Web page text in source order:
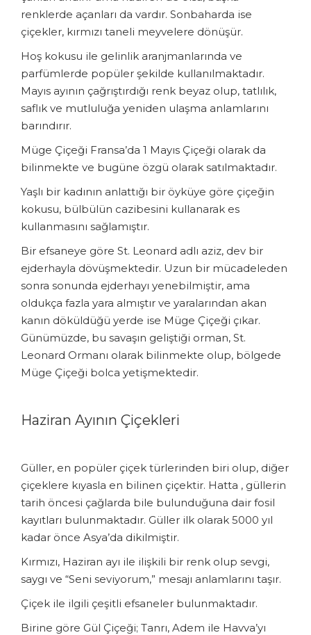
renklerde açanları da vardır. Sonbaharda ise
çiçekler, kırmızı taneli meyvelere dönüşür.
Hoş kokusu ile gelinlik aranjmanlarında ve
parfümlerde popüler şekilde kullanılmaktadır.
Mayıs ayının çağrıştırdığı renk beyaz olup, tatlılık,
saflık ve mutluluğa yeniden ulaşma anlamlarını
barındırır.
Müge Çiçeği Fransa’da 1 Mayıs Çiçeği olarak da
bilinmekte ve bugüne özgü olarak satılmaktadır.
Yaşlı bir kadının anlattığı bir öyküye göre çiçeğin
kokusu, bülbülün cazibesini kullanarak es
kullanmasını sağlamıştır.
Bir efsaneye göre St. Leonard adlı aziz, dev bir
ejderhayla dövüşmektedir. Uzun bir mücadeleden
sonra sonunda ejderhayı yenebilmiştir, ama
oldukça fazla yara almıştır ve yaralarından akan
kanın döküldüğü yerde ise Müge Çiçeği çıkar.
Günümüzde, bu savaşın geliştiği orman, St.
Leonard Ormanı olarak bilinmekte olup, bölgede
Müge Çiçeği bolca yetişmektedir.
Haziran Ayının Çiçekleri
Güller, en popüler çiçek türlerinden biri olup, diğer
çiçeklere kıyasla en bilinen çiçektir. Hatta , güllerin
tarih öncesi çağlarda bile bulunduğuna dair fosil
kayıtları bulunmaktadır. Güller ilk olarak 5000 yıl
kadar önce Asya’da dikilmiştir.
Kırmızı, Haziran ayı ile ilişkili bir renk olup sevgi,
saygı ve “Seni seviyorum,” mesajı anlamlarını taşır.
Çiçek ile ilgili çeşitli efsaneler bulunmaktadır.
Birine göre Gül Çiçeği; Tanrı, Adem ile Havva’yı